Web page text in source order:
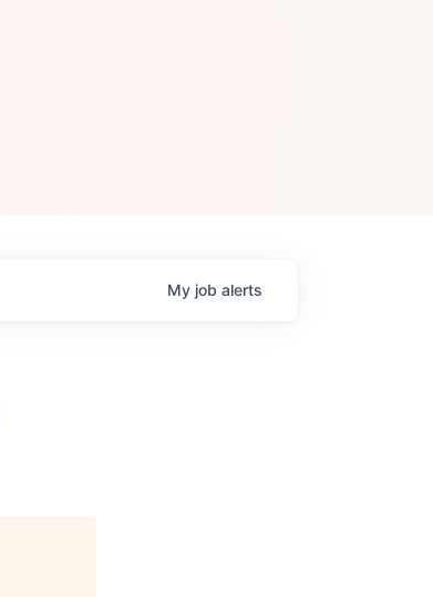
My job alerts